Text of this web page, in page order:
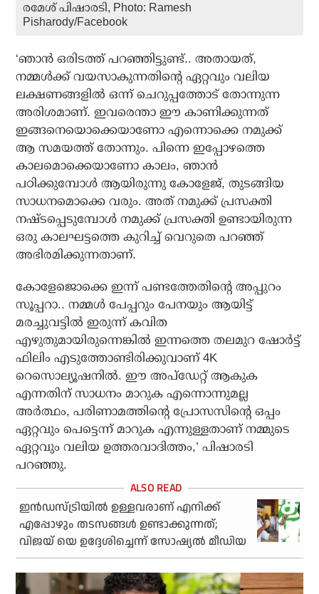
രമേശ് പിഷാരടി, Photo: Ramesh
Pisharody/Facebook
‘ഞാൻ ഒരിടത്ത് പറഞ്ഞിട്ടുണ്ട്.. അതായത്,
നമ്മൾക്ക് വയസാകുന്നതിന്റെ ഏറ്റവും വലിയ
ലക്ഷണങ്ങളിൽ ഒന്ന് ചെറുപ്പത്തോട് തോന്നുന്ന
അരിശമാണ്. ഇവരെന്താ ഈ കാണിക്കുന്നത്
ഇങ്ങനെയൊക്കെയാണോ എന്നൊക്കെ നമുക്ക്
ആ സമയത്ത് തോന്നും. പിന്നെ ഇപ്പോഴത്തെ
കാലമൊക്കെയാണോ കാലം, ഞാൻ
പഠിക്കുമ്പോൾ ആയിരുന്നു കോളേജ്, തുടങ്ങിയ
സാധനമൊക്കെ വരും. അത് നമുക്ക് പ്രസക്തി
നഷ്ടപ്പെടുമ്പോൾ നമുക്ക് പ്രസക്തി ഉണ്ടായിരുന്ന
ഒരു കാലഘട്ടത്തെ കുറിച്ച് വെറുതെ പറഞ്ഞ്
അഭിരമിക്കുന്നതാണ്.
കോളേജൊക്കെ ഇന്ന് പണ്ടത്തേതിന്റെ അപ്പുറം
സൂപ്പറാ.. നമ്മൾ പേപ്പറും പേനയും ആയിട്ട്
മരച്ചുവട്ടിൽ ഇരുന്ന് കവിത
എഴുതുമായിരുന്നെങ്കിൽ ഇന്നത്തെ തലമുറ ഷോർട്ട്
ഫിലിം എടുത്തോണ്ടിരിക്കുവാണ് 4K
റെസൊല്യൂഷനിൽ. ഈ അപ്ഡേറ്റ് ആകുക
എന്നതിന് സാധനം മാറുക എന്നൊന്നുമല്ല
അർത്ഥം, പരിണാമത്തിന്റെ പ്രോസസിന്റെ ഒപ്പം
ഏറ്റവും പെട്ടെന്ന് മാറുക എന്നുള്ളതാണ് നമ്മുടെ
ഏറ്റവും വലിയ ഉത്തരവാദിത്തം,’ പിഷാരടി
പറഞ്ഞു.
ഇന്‍ഡസ്ട്രിയിൽ ഉള്ളവരാണ് എനിക്ക്
എപ്പോഴും തടസങ്ങൾ ഉണ്ടാക്കുന്നത്;
വിജയ് യെ ഉദ്ദേശിച്ചെന്ന് സോഷ്യൽ മീഡിയ